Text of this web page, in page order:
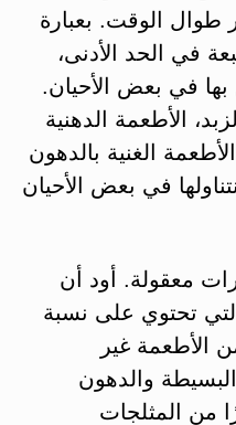
طوال الوقت. بعبارة
في الحد الأدنى،
بها في بعض الأحيان.
الأطعمة الدهنية
الغنية بالدهون
في بعض الأحيان
معقولة. أود أن
التي تحتوي على نسبة
الأطعمة غير
البسيطة والدهون
من المثلجات